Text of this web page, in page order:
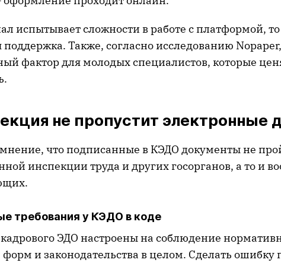
испытывает сложности в работе с платформой, то
поддержка. Также, согласно исследованию
фактор для молодых специалистов, которые
не пропустит электронные
что подписанные в КЭДО документы не
инспекции труда и других госорганов, а то и
требования у КЭДО в коде
ЭДО настроены на соблюдение
и законодательства в целом. Сделать ошибку